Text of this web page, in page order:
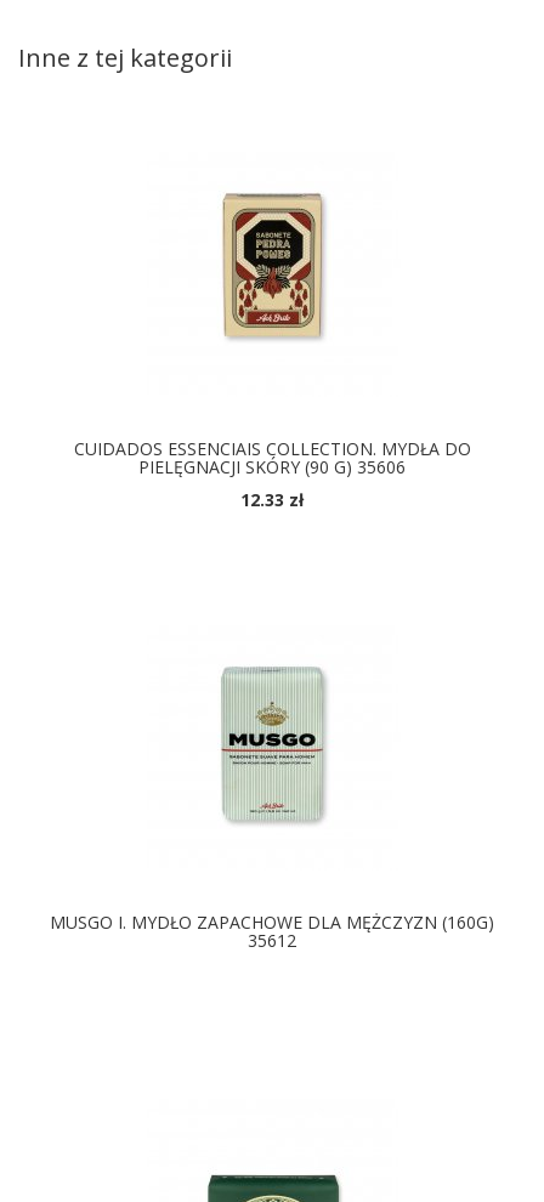
Inne z tej kategorii
CUIDADOS ESSENCIAIS COLLECTION. MYDŁA DO
PIELĘGNACJI SKÓRY (90 G) 35606
12.33 zł
MUSGO I. MYDŁO ZAPACHOWE DLA MĘŻCZYZN (160G)
35612